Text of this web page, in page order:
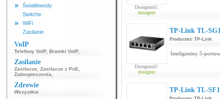
Światłowody
Switche
WiFi
Zasilanie
VoIP
Telefony VoIP, Bramki VoIP,
Zasilanie
Zasilacze Zasilacze z PoE
Zabezpieczenia
Zdrowie
Wszystkie
Dostępność:
dostępne
Dostępność:
dostępne
TP-Link TL-
Producent: TP-Link
Inteligentny 5-
TP-Link TL-